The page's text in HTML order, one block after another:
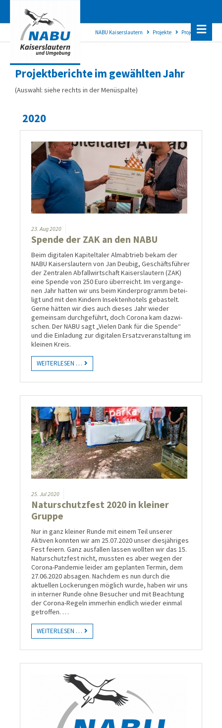
NABU Kaiserslautern Projekte Projektarchiv
Projektberichte im gewählten Jahr
(Auswahl: siehe rechts in der Menüspalte)
2020
23. Aug2020
Spende der ZAK an den NABU
Beim digitalen Kapiteltaler Alm­abtrieb bekam der
NABU Kai­sers­lau­tern von Jan Deubig, Ge­schäfts­führer
der Zen­tra­len Ab­fall­wirt­schaft Kai­sers­lau­tern (ZAK)
eine Spende von 250 Euro über­reicht. Im ver­gange­
nen Jahr hatten wir uns beim Kinder­pro­gramm betei­
ligt und mit den Kindern Insek­ten­hotels ge­bas­telt.
Gerne hätten wir dies auch dieses Jahr wieder
gemein­sam durch­ge­führt, doch Corona kam dazwi­
schen. Der NABU sagt „Vielen Dank für die Spende“
und die Ein­la­dung zur digi­talen Ersatz­ver­an­stal­tung im
kleinen Kreis.
WEITERLESEN …
25. Jul2020
Naturschutzfest 2020 in kleiner
Gruppe
Nur in ganz kleiner Runde mit einem Teil unserer
Aktiven konnten wir am 25.07.2020 unser diesjähriges
Fest feiern. Ganz ausfallen lassen wollten wir das 15.
Naturschutzfest nicht, mussten es aber wegen der
Corona-Pandemie leider am geplanten Termin, dem
27.06.2020 absagen. Nachdem es nun durch die
aktuellen Lockerungen möglich wurde, haben wir uns
in interner Runde ohne Besucher und mit Beachtung
der Corona-Regeln immerhin endlich wieder einmal
getroffen. …
WEITERLESEN …